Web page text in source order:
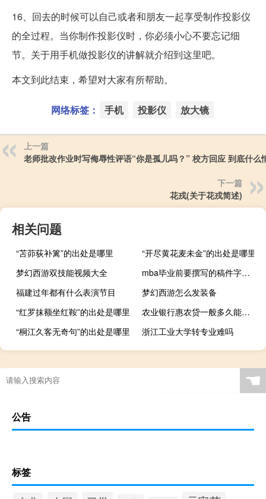
16、回去的时候可以自己或者和朋友一起享受制作投影仪
的全过程。当你制作投影仪时，你必须小心不要忘记细
节。关于用手机做投影仪的讲解就介绍到这里吧。
本文到此结束，希望对大家有所帮助。
网络标签： 手机 投影仪 放大镜
上一篇
老师批改作业时写侮辱性评语“你是孤儿吗？” 校方回应 到底什么
下一篇
花戎(关于花戎简述)
相关问题
“苫茆荻补篱”的出处是哪里
“开尽黄花麦未金”的出处是哪里
梦幻西游双技能视频大全
mba毕业前要撰写的稿件字数不能少于三万字吗
福建过年都有什么表演节目
梦幻西游怎么发装备
“红罗抹额坐红鞍”的出处是哪里
农业银行惠农贷一般多久能批下来
“桐江久客无奇句”的出处是哪里
浙江工业大学转专业难吗
☚
公告
标签